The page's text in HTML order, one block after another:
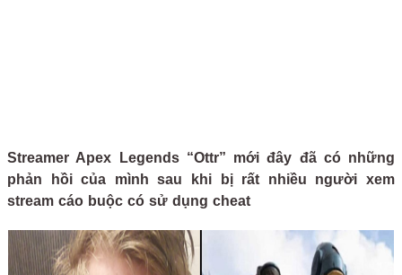
Streamer Apex Legends “Ottr” mới đây đã có những
phản hồi của mình sau khi bị rất nhiều người xem
stream cáo buộc có sử dụng cheat